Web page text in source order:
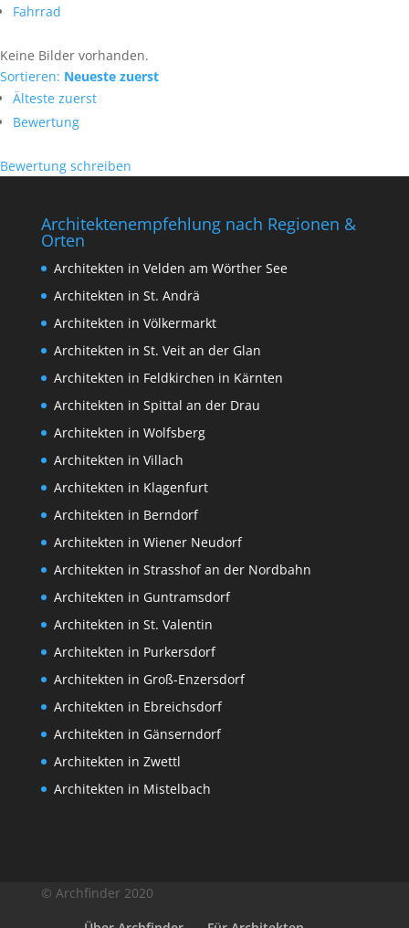
Fahrrad
Keine Bilder vorhanden.
Sortieren: Neueste zuerst
Älteste zuerst
Bewertung
Bewertung schreiben
Architektenempfehlung nach Regionen &
Orten
Architekten in Velden am Wörther See
Architekten in St. Andrä
Architekten in Völkermarkt
Architekten in St. Veit an der Glan
Architekten in Feldkirchen in Kärnten
Architekten in Spittal an der Drau
Architekten in Wolfsberg
Architekten in Villach
Architekten in Klagenfurt
Architekten in Berndorf
Architekten in Wiener Neudorf
Architekten in Strasshof an der Nordbahn
Architekten in Guntramsdorf
Architekten in St. Valentin
Architekten in Purkersdorf
Architekten in Groß-Enzersdorf
Architekten in Ebreichsdorf
Architekten in Gänserndorf
Architekten in Zwettl
Architekten in Mistelbach
© Archfinder 2020